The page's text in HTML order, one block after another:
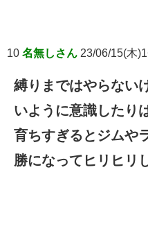
10 名無しさん 23/06/15(木
縛りまではやらない
いように意識したり
育ちすぎるとジムや
勝になってヒリヒリ